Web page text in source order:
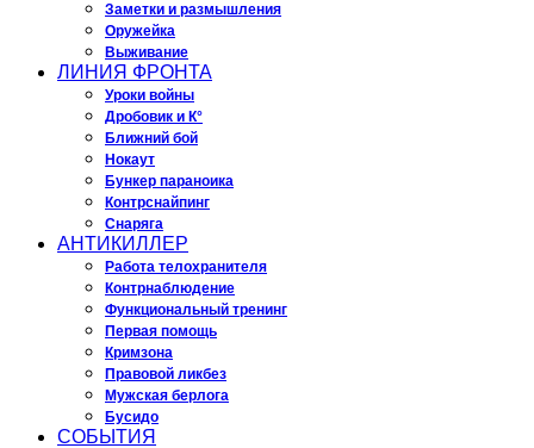
Заметки и размышления
Оружейка
Выживание
ЛИНИЯ ФРОНТА
Уроки войны
Дробовик и К°
Ближний бой
Нокаут
Бункер параноика
Контрснайпинг
Снаряга
АНТИКИЛЛЕР
Работа телохранителя
Контрнаблюдение
Функциональный тренинг
Первая помощь
Кримзона
Правовой ликбез
Мужская берлога
Бусидо
СОБЫТИЯ